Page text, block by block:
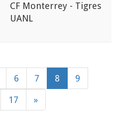
CF Monterrey - Tigres
UANL
6 7 8 9
17 »